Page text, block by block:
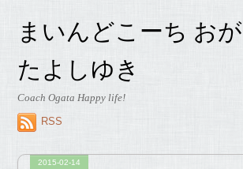
まいんどこーち おが
たよしゆき
Coach Ogata Happy life!
RSS
2015-02-14